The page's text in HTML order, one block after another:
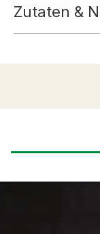
Zutaten &